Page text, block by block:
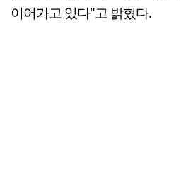
이어가고 있다"고 밝혔다.